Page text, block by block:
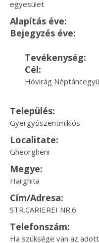
egyesület
Alapítás éve:
Bejegyzés éve:
Tevékenység:
Cél:
Hóvirág
Település:
Gyergyószentmiklós
Localitate:
Gheorgheni
Megye:
Harghita
Cím/Adresa:
STR.CARIEREI NR.6
Telefonszám:
Ha szüksége van az